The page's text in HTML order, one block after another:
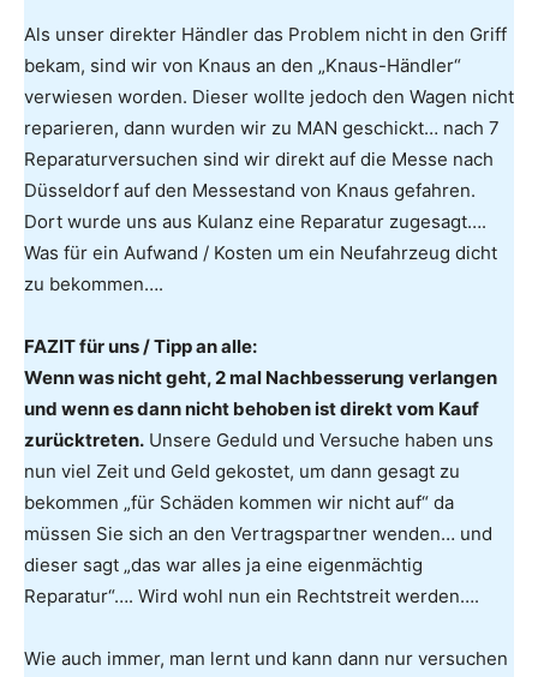
Als unser direkter Händler das Problem nicht in den Griff
bekam, sind wir von Knaus an den „Knaus-Händler“
verwiesen worden. Dieser wollte jedoch den Wagen nicht
reparieren, dann wurden wir zu MAN geschickt… nach 7
Reparaturversuchen sind wir direkt auf die Messe nach
Düsseldorf auf den Messestand von Knaus gefahren.
Dort wurde uns aus Kulanz eine Reparatur zugesagt….
Was für ein Aufwand / Kosten um ein Neufahrzeug dicht
zu bekommen….
FAZIT für uns / Tipp an alle:
Wenn was nicht geht, 2 mal Nachbesserung verlangen
und wenn es dann nicht behoben ist direkt vom Kauf
zurücktreten. Unsere Geduld und Versuche haben uns
nun viel Zeit und Geld gekostet, um dann gesagt zu
bekommen „für Schäden kommen wir nicht auf“ da
müssen Sie sich an den Vertragspartner wenden… und
dieser sagt „das war alles ja eine eigenmächtig
Reparatur“…. Wird wohl nun ein Rechtstreit werden….
Wie auch immer, man lernt und kann dann nur versuchen